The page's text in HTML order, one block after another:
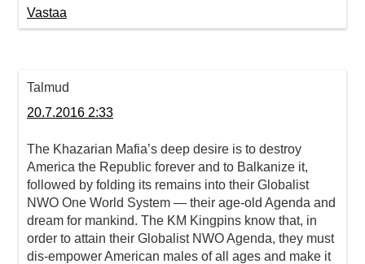
Vastaa
Talmud
20.7.2016 2:33
The Khazarian Mafia’s deep desire is to destroy
America the Republic forever and to Balkanize it,
followed by folding its remains into their Globalist
NWO One World System — their age-old Agenda and
dream for mankind. The KM Kingpins know that, in
order to attain their Globalist NWO Agenda, they must
dis-empower American males of all ages and make it